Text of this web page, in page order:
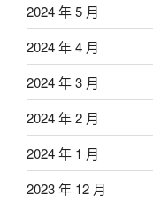
2024 年 5 月
2024 年 4 月
2024 年 3 月
2024 年 2 月
2024 年 1 月
2023 年 12 月